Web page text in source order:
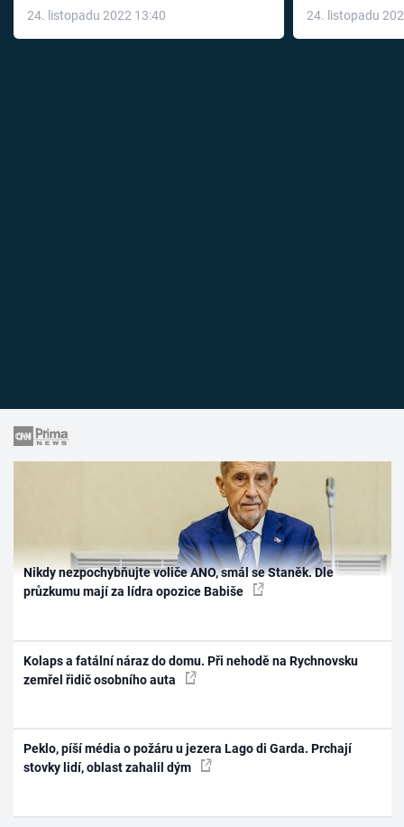
24. listopadu 2022 13:40
léky
24. listopadu
Nikdy nezpochybňujte voliče ANO, smál se Staněk. Dle
průzkumu mají za lídra opozice Babiše
Kolaps a fatální náraz do domu. Při nehodě na Rychnovsku
zemřel řidič osobního auta
Peklo, píší média o požáru u jezera Lago di Garda. Prchají
stovky lidí, oblast zahalil dým